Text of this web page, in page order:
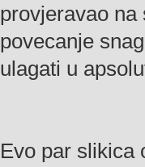
provjeravao
povecanje
ulagati u
Evo par slikica